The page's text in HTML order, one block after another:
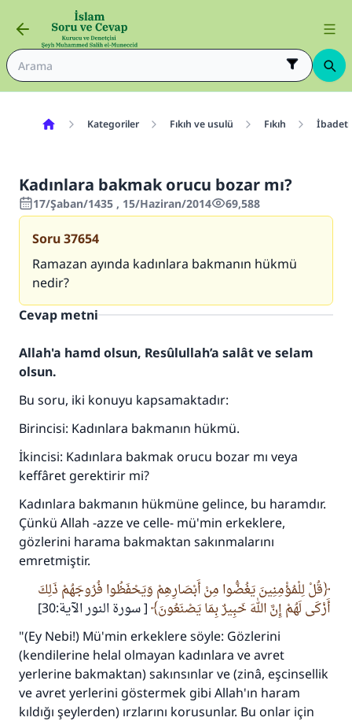
Kategoriler Fıkıh ve usulü Fıkıh
Kadınlara bakmak orucu bozar mı?
17/Şaban/1435 , 15/Haziran/2014 69,588
Soru37654
Ramazan ayında kadınlara bakmanın hükmü
nedir?
Cevap metni
Allah'a hamd olsun, Resûlullah’a salât ve selam
olsun.
Bu soru, iki konuyu kapsamaktadır:
Birincisi: Kadınlara bakmanın hükmü.
İkincisi: Kadınlara bakmak orucu bozar mı veya
keffâret gerektirir mi?
Kadınlara bakmanın hükmüne gelince, bu haramdır.
Çünkü Allah -azze ve celle- mü'min erkeklere,
gözlerini harama bakmaktan sakınmalarını
emretmiştir.
قُلْ لِلْمُؤْمِنِينَ يَغُضُّوا مِنْ أَبْصَارِهِمْ وَيَحْفَظُوا فُرُوجَهُمْ ذَلِكَ
أَزْكَى لَهُمْ إِنَّ اللهَ خَبِيرٌ بِمَا يَصْنَعُونَ
[ سورة النور الآية:30]
"(Ey Nebi!) Mü'min erkeklere söyle: Gözlerini
(kendilerine helal olmayan kadınlara ve avret
yerlerine bakmaktan) sakınsınlar ve (zinâ, eşcinsellik
ve avret yerlerini göstermek gibi Allah'ın haram
kıldığı şeylerden) ırzlarını korusunlar. Bu onlar için